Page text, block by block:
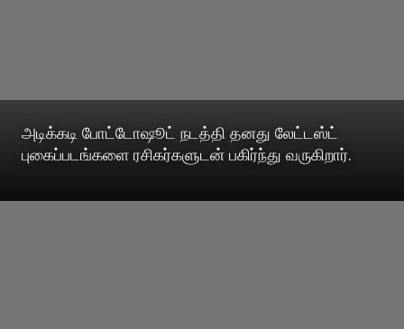
அடிக்கடி போட்டோஷூட் நடத்தி தனது லேட்டஸ்ட்
புகைப்படங்களை ரசிகர்களுடன் பகிர்ந்து வருகிறார்.